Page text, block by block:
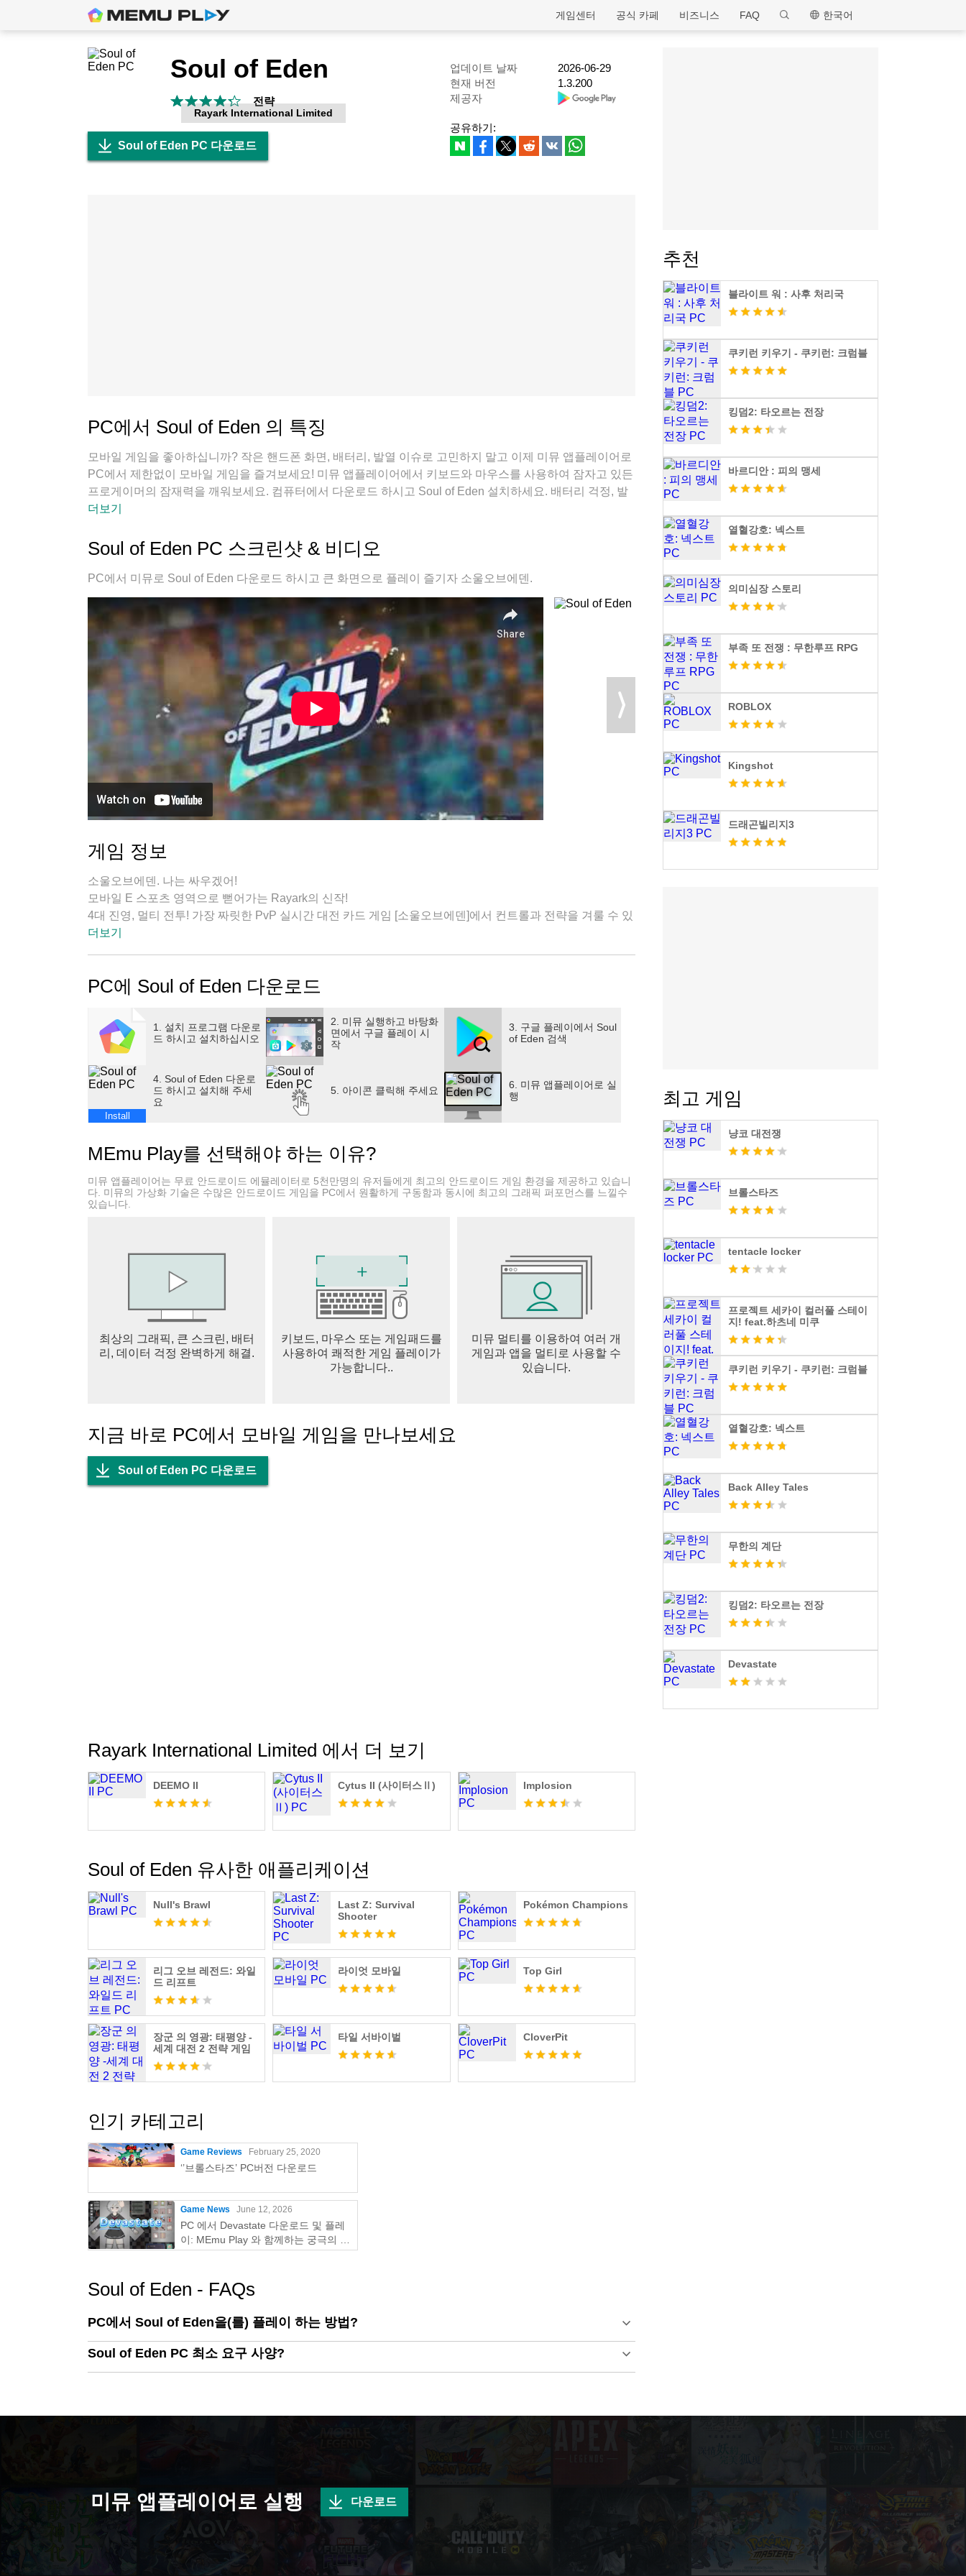
MEmu
한국어
FAQ
비즈니스
공식 카페
게임센터
Soul of Eden
전략
Rayark International Limited
업데이트 날짜
2026-06-29
현재 버전
1.3.200
제공자
Soul of Eden PC 다운로드
공유하기:
PC에서 Soul of Eden 의 특징
모바일 게임을 좋아하십니까? 작은 핸드폰 화면, 배터리, 발열 이슈로 고민하지 말고 이제 미뮤 앱플레이어로
PC에서 제한없이 모바일 게임을 즐겨보세요! 미뮤 앱플레이어에서 키보드와 마우스를 사용하여 잠자고 있든
프로게이머의 잠재력을 깨워보세요. 컴퓨터에서 다운로드 하시고 Soul of Eden 설치하세요. 배터리 걱정, 발
열 걱정 필요없이 마음껏 즐길수 있습니다; 미뮤 멀티로 무장하여 모바일 게임을 한층 더 재미있게 플레이할
더보기
Soul of Eden PC 스크린샷 & 비디오
PC에서 미뮤로 Soul of Eden 다운로드 하시고 큰 화면으로 플레이 즐기자 소울오브에덴.
게임 정보
소울오브에덴. 나는 싸우겠어!
모바일 E 스포츠 영역으로 뻗어가는 Rayark의 신작!
4대 진영, 멀티 전투! 가장 짜릿한 PvP 실시간 대전 카드 게임 [소울오브에덴]에서 컨트롤과 전략을 겨룰 수 있
다. 지금 바로 [소울오브에덴]을 다운로드하여 세계 각지의 참가자들에게 도전하라!
전투 스타일을 지닌 4대 진영! 유저는 한 진영을 선택하여 플레이할 수 있다. 매 진영 간의 스토리는 서로 복잡
# 카드 덱 구성
각자만의 특색을 지닌 100장 이상의 카드 중 30장을 선택하여 자신만의 덱을 구성! 당신 안에 내재된 전술 본
능을 일깨우고 당신만의 전술을 구축하라!
# 컨트롤
독특한 병력 배치 시스템! 끝없이 변화하는 전투 포메이션! 전세를 순식간에 역전시킬 레전드 영웅의 액티브
스킬! 시시각각 변화하는 전시 상황 속에서, 승리의 열쇠는 당신의 판단력과 컨트롤에 달려있다!
# 첼린지 배틀 랭크
어 누적을 통해 풍부한 보상을 획득할 수 있다!
# 일일 미션
일일 미션 완수를 통해 무료 보상을 듬뿍 획득할 수 있으며, 매일 제때에 갱신하여, 미션이 여러분을 기다리고
있다!
- 신규 첼린지 전투 모드, 레벨 격차를 더이상 두려워 할 필요가 없습니다.
- 다양한 플레이존 모드, 라이트하게 즐기면서 스트레스를 풀어보세요!
- SoE TV 업데이트, 고수들의 대결 영상을 마음껏 감상할 수 있습니다.
더보기
PC에 Soul of Eden 다운로드
1. 설치 프로그램 다운로
드 하시고 설치하십시오
2. 미뮤 실행하고 바탕화
면에서 구글 플레이 시
작
3. 구글 플레이에서 Soul
of Eden 검색
Install
4. Soul of Eden 다운로
드 하시고 설치해 주세
요
5. 아이콘 클릭해 주세요
6. 미뮤 앱플레이어로 실
행
MEmu Play를 선택해야 하는 이유?
미뮤 앱플레이어는 무료 안드로이드 에뮬레이터로 5천만명의 유저들에게 최고의 안드로이드 게임 환경을 제공하고 있습니
다. 미뮤의 가상화 기술은 수많은 안드로이드 게임을 PC에서 원활하게 구동함과 동시에 최고의 그래픽 퍼포먼스를 느낄수
있습니다.
최상의 그래픽, 큰 스크린, 배터
리, 데이터 걱정 완벽하게 해결.
키보드, 마우스 또는 게임패드를
사용하여 쾌적한 게임 플레이가
가능합니다..
미뮤 멀티를 이용하여 여러 개
게임과 앱을 멀티로 사용할 수
있습니다.
지금 바로 PC에서 모바일 게임을 만나보세요
Soul of Eden PC 다운로드
Rayark International Limited 에서 더 보기
DEEMO II Cytus II (사이터스Ⅱ) Implosion
Soul of Eden 유사한 애플리케이션
Null's Brawl
Last Z: Survival
Shooter
Pokémon Champions
리그 오브 레전드: 와일
드 리프트
라이엇 모바일 Top Girl
장군 의 영광: 태평양 -
세계 대전 2 전략 게임
타일 서바이벌 CloverPit
인기 카테고리
Game Reviews February 25, 2020
‘’브롤스타즈’ PC버전 다운로드
Game News June 12, 2026
PC 에서 Devastate 다운로드 및 플레
이: MEmu Play 와 함께하는 궁극의 게
이밍 가이드
Soul of Eden - FAQs
PC에서 Soul of Eden을(를) 플레이 하는 방법?
Soul of Eden PC 최소 요구 사양?
추천
블라이트 워 : 사후 처리국
쿠키런 키우기 - 쿠키런: 크럼블
킹덤2: 타오르는 전장
바르디안 : 피의 맹세
열혈강호: 넥스트
의미심장 스토리
부족 또 전쟁 : 무한루프 RPG
ROBLOX
Kingshot
드래곤빌리지3
최고 게임
냥코 대전쟁
브롤스타즈
tentacle locker
프로젝트 세카이 컬러풀 스테이
지! feat.하츠네 미쿠
쿠키런 키우기 - 쿠키런: 크럼블
열혈강호: 넥스트
Back Alley Tales
무한의 계단
킹덤2: 타오르는 전장
Devastate
미뮤 앱플레이어로 실행 다운로드